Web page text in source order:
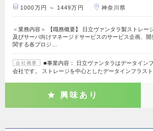
1000万円 ～ 1449万円 神奈川県
＜業務内容＞ 【職務概要】 日立ヴァンタラ製ストレージ
及びサーバ向けマネージドサービスのサービス企画、開
関する各プロジ…
会社概要
■事業内容： 日立ヴァンタラはデータイン
会社です。 ストレージを中心としたデータインフラス
興味あり